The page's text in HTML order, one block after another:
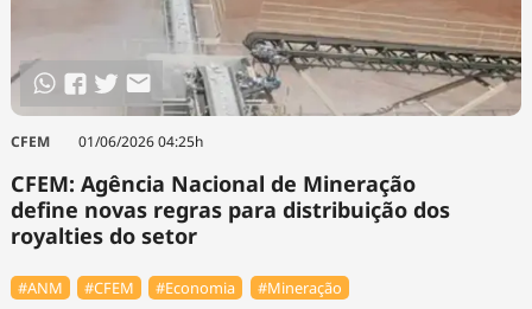
CFEM 01/06/2026 04:25h
CFEM: Agência Nacional de Mineração
define novas regras para distribuição dos
royalties do setor
#ANM #CFEM #Economia #Mineração